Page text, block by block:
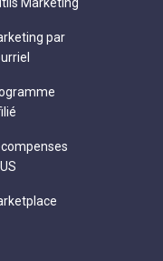
Marketing
par